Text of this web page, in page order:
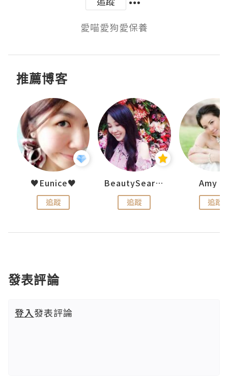
愛喵愛狗愛保養
推薦博客
♥Eunice♥
追蹤
BeautySearch
追蹤
Amy
追蹤
發表評論
登入發表評論